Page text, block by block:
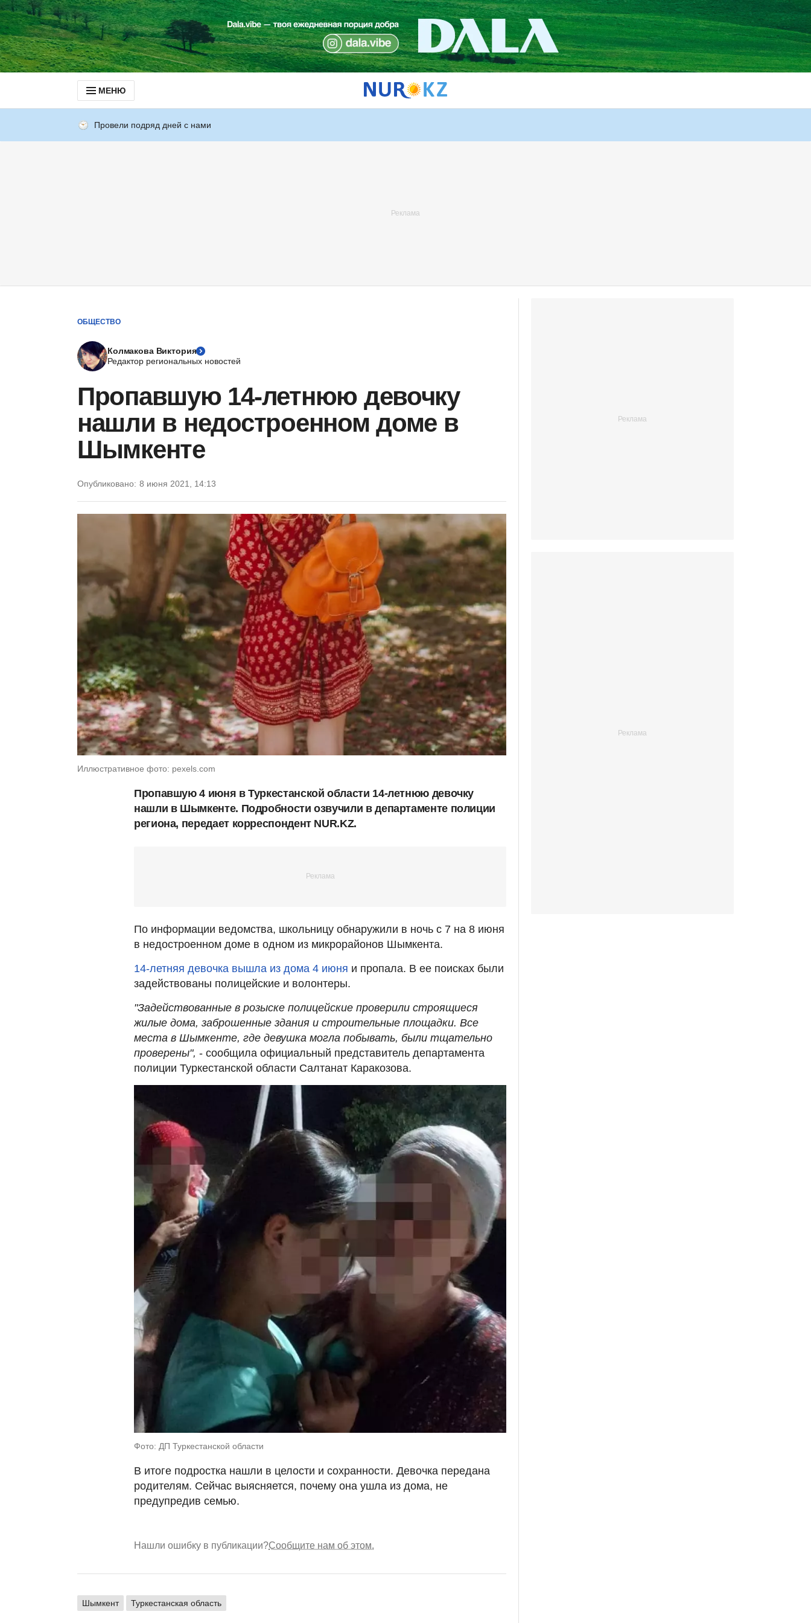
МЕНЮ
Провели подряд дней с нами
ОБЩЕСТВО
Колмакова Виктория
Редактор региональных новостей
Пропавшую 14-летнюю девочку
нашли в недостроенном доме в
Шымкенте
Опубликовано: 8 июня 2021, 14:13
Иллюстративное фото: pexels.com
Пропавшую 4 июня в Туркестанской области 14-летнюю девочку
нашли в Шымкенте. Подробности озвучили в департаменте полиции
региона, передает корреспондент NUR.KZ.
По информации ведомства, школьницу обнаружили в ночь с 7 на 8 июня
в недостроенном доме в одном из микрорайонов Шымкента.
14-летняя девочка вышла из дома 4 июня и пропала. В ее поисках были
задействованы полицейские и волонтеры.
"Задействованные в розыске полицейские проверили строящиеся
жилые дома, заброшенные здания и строительные площадки. Все
места в Шымкенте, где девушка могла побывать, были тщательно
проверены", - сообщила официальный представитель департамента
полиции Туркестанской области Салтанат Каракозова.
Фото: ДП Туркестанской области
В итоге подростка нашли в целости и сохранности. Девочка передана
родителям. Сейчас выясняется, почему она ушла из дома, не
предупредив семью.
Нашли ошибку в публикации?Сообщите нам об этом.
Шымкент Туркестанская область